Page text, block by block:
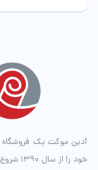
آدین موکت یک فروشگاه
خود